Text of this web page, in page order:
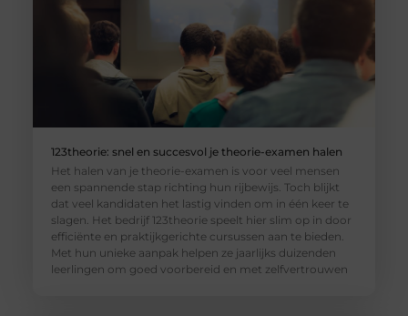
123theorie: snel en succesvol je theorie-examen halen
Het halen van je theorie-examen is voor veel mensen
een spannende stap richting hun rijbewijs. Toch blijkt
dat veel kandidaten het lastig vinden om in één keer te
slagen. Het bedrijf 123theorie speelt hier slim op in door
efficiënte en praktijkgerichte cursussen aan te bieden.
Met hun unieke aanpak helpen ze jaarlijks duizenden
leerlingen om goed voorbereid en met zelfvertrouwen